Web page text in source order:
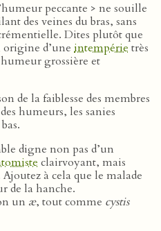
peccante > ne souille
des veines du bras, sans
Dites plutôt que
origine d’une intempérie très
humeur grossière et
de la faiblesse des membres
humeurs, les sanies
digne non pas d’un
clairvoyant, mais
à cela que le malade
de la hanche.
un æ, tout comme cystis